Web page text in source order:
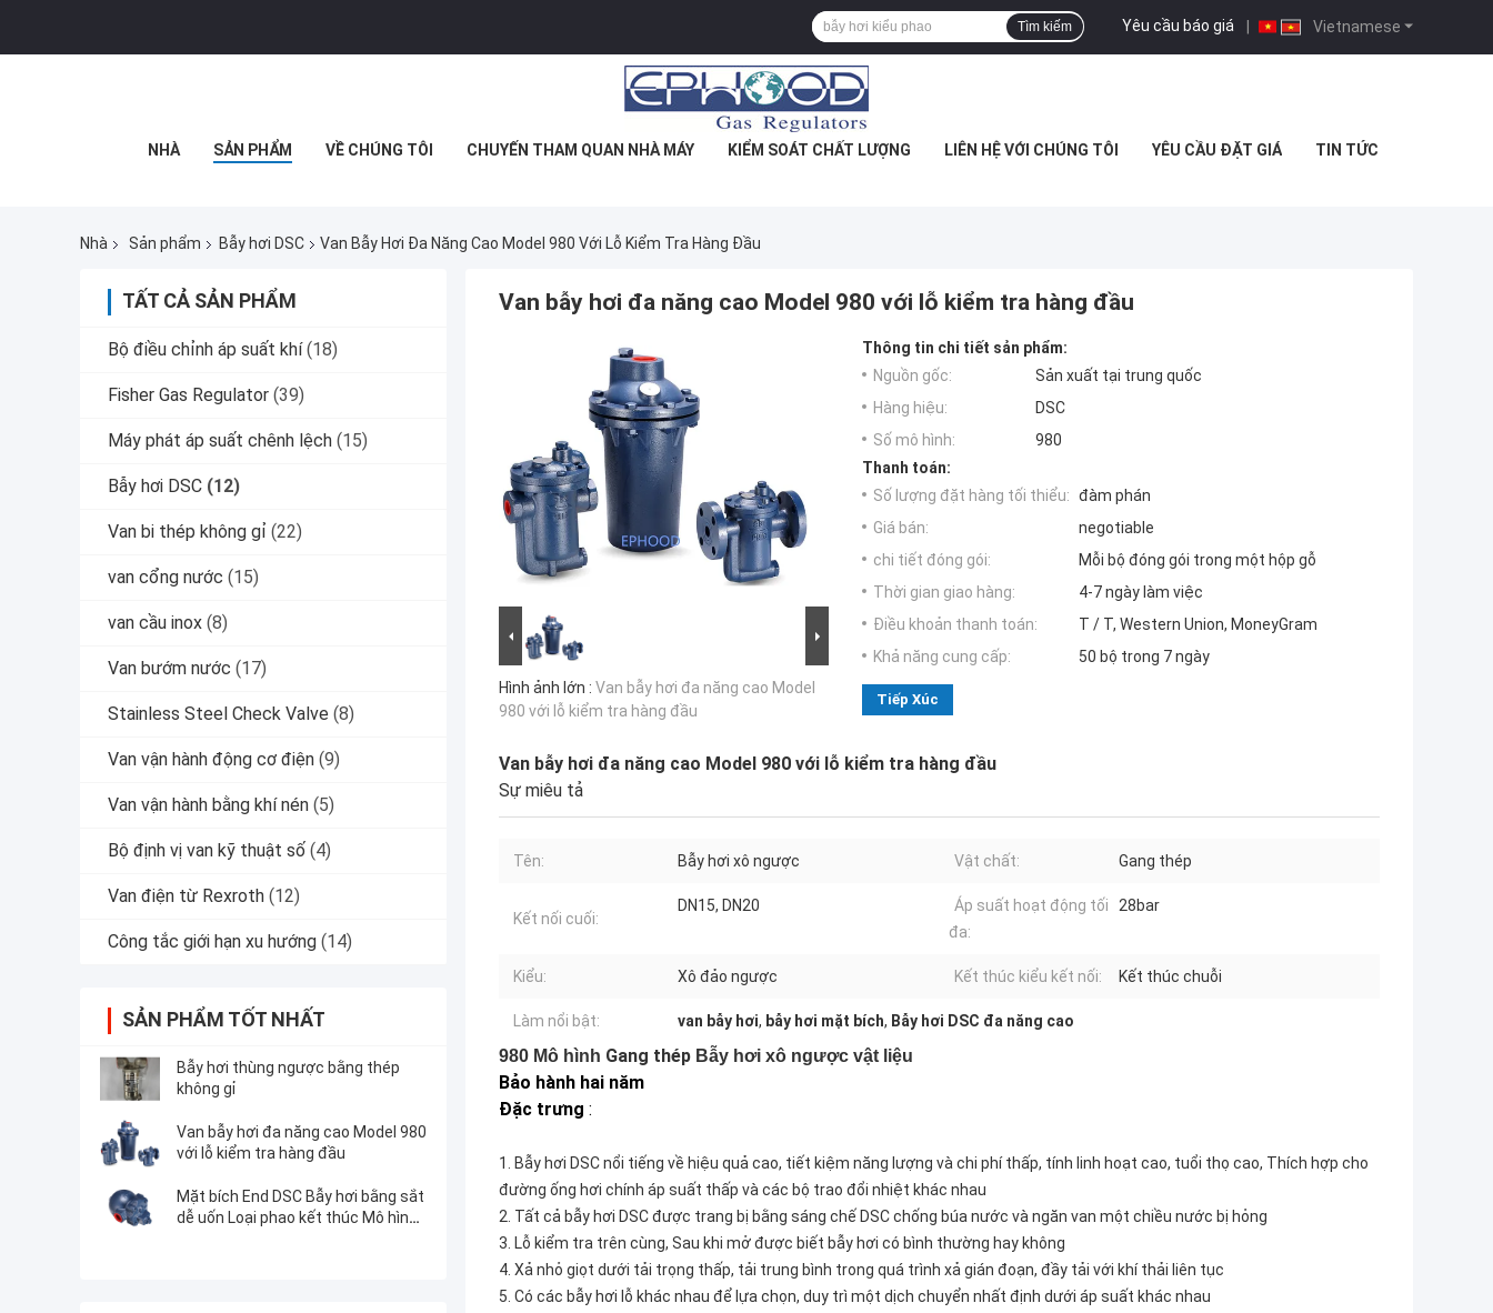
Vietnamese
Yêu cầu báo giá |
Tìm kiếm
NHÀ SẢN PHẨM VỀ CHÚNG TÔI CHUYẾN THAM QUAN NHÀ MÁY KIỂM SOÁT CHẤT LƯỢNG LIÊN HỆ VỚI CHÚNG TÔI YÊU CẦU ĐẶT GIÁ TIN TỨC
Nhà Sản phẩm Bẫy hơi DSC Van Bẫy Hơi Đa Năng Cao Model 980 Với Lỗ Kiểm Tra Hàng Đầu
TẤT CẢ SẢN PHẨM
Bộ điều chỉnh áp suất khí (18)
Fisher Gas Regulator (39)
Máy phát áp suất chênh lệch (15)
Bẫy hơi DSC (12)
Van bi thép không gỉ (22)
van cổng nước (15)
van cầu inox (8)
Van bướm nước (17)
Stainless Steel Check Valve (8)
Van vận hành động cơ điện (9)
Van vận hành bằng khí nén (5)
Bộ định vị van kỹ thuật số (4)
Van điện từ Rexroth (12)
Công tắc giới hạn xu hướng (14)
SẢN PHẨM TỐT NHẤT
Bẫy hơi thùng ngược bằng thép
không gỉ
Van bẫy hơi đa năng cao Model 980
với lỗ kiểm tra hàng đầu
Mặt bích End DSC Bẫy hơi bằng sắt
dễ uốn Loại phao kết thúc Mô hình
Van bẫy hơi đa năng cao Model 980 với lỗ kiểm tra hàng đầu
Hình ảnh lớn : Van bẫy hơi đa năng cao Model
980 với lỗ kiểm tra hàng đầu
Thông tin chi tiết sản phẩm:
Nguồn gốc:
Sản xuất tại trung quốc
Hàng hiệu:
DSC
Số mô hình:
980
Thanh toán:
Số lượng đặt hàng tối thiểu: đàm phán
Giá bán:
negotiable
chi tiết đóng gói:
Mỗi bộ đóng gói trong một hộp gỗ
Thời gian giao hàng:
4-7 ngày làm việc
Điều khoản thanh toán:
T / T, Western Union, MoneyGram
Khả năng cung cấp:
50 bộ trong 7 ngày
Tiếp Xúc
Van bẫy hơi đa năng cao Model 980 với lỗ kiểm tra hàng đầu
Sự miêu tả
Tên: Bẫy hơi xô ngược Vật chất: Gang thép
Kết nối cuối:
DN15, DN20
Áp suất hoạt động tối
đa:
28bar
Kiểu: Xô đảo ngược Kết thúc kiểu kết nối: Kết thúc chuỗi
Làm nổi bật: van bẫy hơi, bẫy hơi mặt bích, Bẫy hơi DSC đa năng cao
980 Mô hình Gang thép Bẫy hơi xô ngược vật liệu
Bảo hành hai năm
Đặc trưng :
1. Bẫy hơi DSC nổi tiếng về hiệu quả cao, tiết kiệm năng lượng và chi phí thấp, tính linh hoạt cao, tuổi thọ cao, Thích hợp cho
đường ống hơi chính áp suất thấp và các bộ trao đổi nhiệt khác nhau
2. Tất cả bẫy hơi DSC được trang bị bằng sáng chế DSC chống búa nước và ngăn van một chiều nước bị hỏng
3. Lỗ kiểm tra trên cùng, Sau khi mở được biết bẫy hơi có bình thường hay không
4. Xả nhỏ giọt dưới tải trọng thấp, tải trung bình trong quá trình xả gián đoạn, đầy tải với khí thải liên tục
5. Có các bẫy hơi lỗ khác nhau để lựa chọn, duy trì một dịch chuyển nhất định dưới áp suất khác nhau